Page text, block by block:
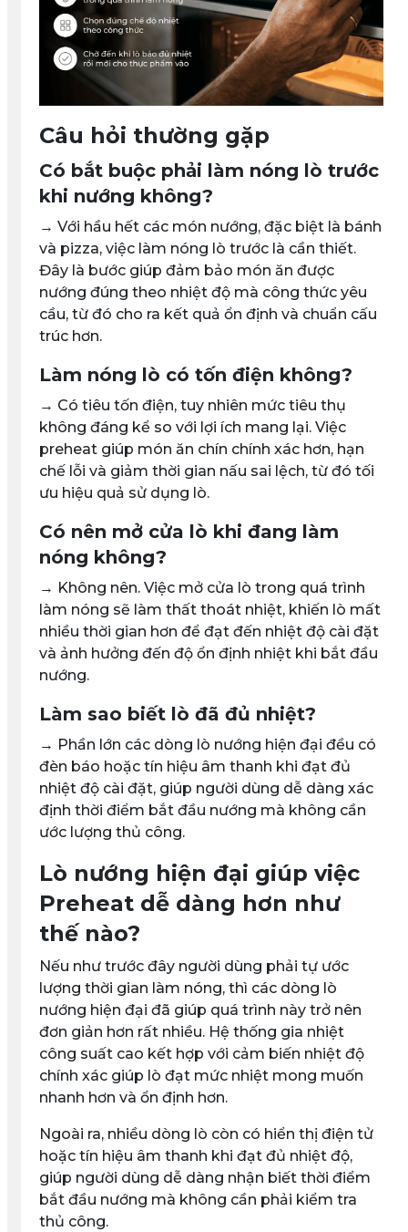
Câu hỏi thường gặp
Có bắt buộc phải làm nóng lò trước
khi nướng không?
→ Với hầu hết các món nướng, đặc biệt là bánh
và pizza, việc làm nóng lò trước là cần thiết.
Đây là bước giúp đảm bảo món ăn được
nướng đúng theo nhiệt độ mà công thức yêu
cầu, từ đó cho ra kết quả ổn định và chuẩn cấu
trúc hơn.
Làm nóng lò có tốn điện không?
→ Có tiêu tốn điện, tuy nhiên mức tiêu thụ
không đáng kể so với lợi ích mang lại. Việc
preheat giúp món ăn chín chính xác hơn, hạn
chế lỗi và giảm thời gian nấu sai lệch, từ đó tối
ưu hiệu quả sử dụng lò.
Có nên mở cửa lò khi đang làm
nóng không?
→ Không nên. Việc mở cửa lò trong quá trình
làm nóng sẽ làm thất thoát nhiệt, khiến lò mất
nhiều thời gian hơn để đạt đến nhiệt độ cài đặt
và ảnh hưởng đến độ ổn định nhiệt khi bắt đầu
nướng.
Làm sao biết lò đã đủ nhiệt?
→ Phần lớn các dòng lò nướng hiện đại đều có
đèn báo hoặc tín hiệu âm thanh khi đạt đủ
nhiệt độ cài đặt, giúp người dùng dễ dàng xác
định thời điểm bắt đầu nướng mà không cần
ước lượng thủ công.
Lò nướng hiện đại giúp việc
Preheat dễ dàng hơn như
thế nào?
Nếu như trước đây người dùng phải tự ước
lượng thời gian làm nóng, thì các dòng lò
nướng hiện đại đã giúp quá trình này trở nên
đơn giản hơn rất nhiều. Hệ thống gia nhiệt
công suất cao kết hợp với cảm biến nhiệt độ
chính xác giúp lò đạt mức nhiệt mong muốn
nhanh hơn và ổn định hơn.
Ngoài ra, nhiều dòng lò còn có hiển thị điện tử
hoặc tín hiệu âm thanh khi đạt đủ nhiệt độ,
giúp người dùng dễ dàng nhận biết thời điểm
bắt đầu nướng mà không cần phải kiểm tra
thủ công.